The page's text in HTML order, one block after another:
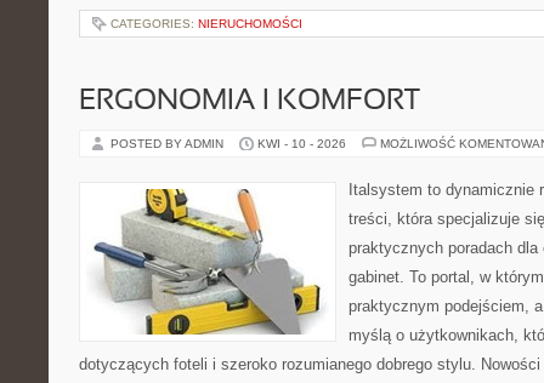
CATEGORIES: NIERUCHOMOŚCI
ERGONOMIA I KOMFORT
POSTED BY ADMIN KWI - 10 - 2026 MOŻLIWOŚĆ
Italsystem to dynamicznie
treści, która specjalizuje
praktycznych poradach
gabinet. To portal, w
praktycznym podejściem,
myślą o użytkownikach,
dotyczących foteli i szeroko rozumianego dobrego stylu.